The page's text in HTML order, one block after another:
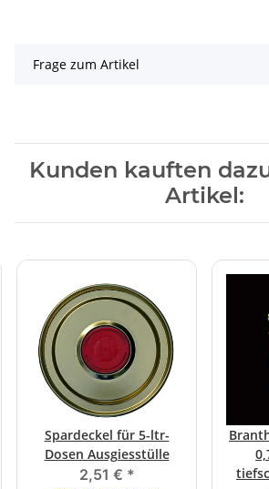
Frage zum Artikel
Kunden kauften
Artikel:
Spardeckel für 5-ltr-
Dosen Ausgiesstülle
2,51 € *